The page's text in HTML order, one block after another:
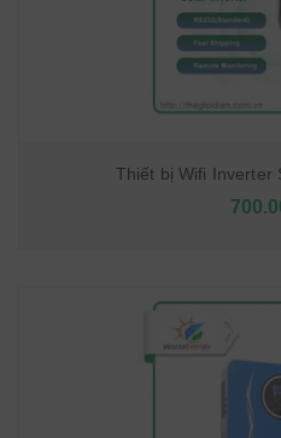
Thiết bị Wifi Inverter